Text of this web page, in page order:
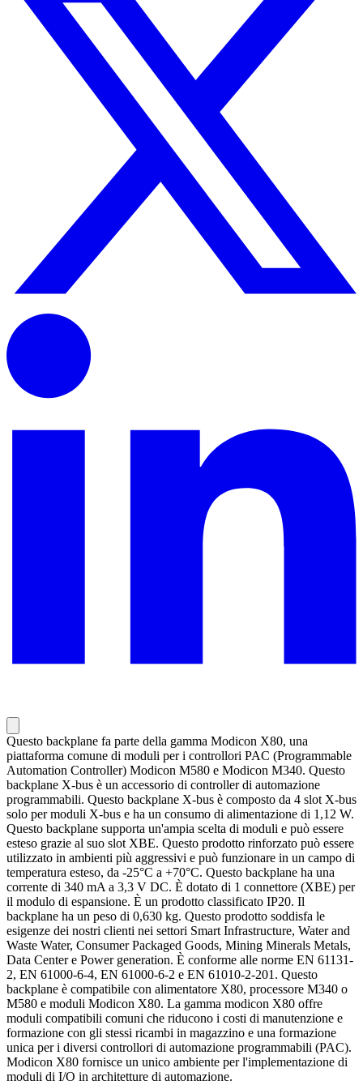
Questo backplane fa parte della gamma Modicon X80, una
piattaforma comune di moduli per i controllori PAC (Programmable
Automation Controller) Modicon M580 e Modicon M340. Questo
backplane X-bus è un accessorio di controller di automazione
programmabili. Questo backplane X-bus è composto da 4 slot X-bus
solo per moduli X-bus e ha un consumo di alimentazione di 1,12 W.
Questo backplane supporta un'ampia scelta di moduli e può essere
esteso grazie al suo slot XBE. Questo prodotto rinforzato può essere
utilizzato in ambienti più aggressivi e può funzionare in un campo di
temperatura esteso, da -25°C a +70°C. Questo backplane ha una
corrente di 340 mA a 3,3 V DC. È dotato di 1 connettore (XBE) per
il modulo di espansione. È un prodotto classificato IP20. Il
backplane ha un peso di 0,630 kg. Questo prodotto soddisfa le
esigenze dei nostri clienti nei settori Smart Infrastructure, Water and
Waste Water, Consumer Packaged Goods, Mining Minerals Metals,
Data Center e Power generation. È conforme alle norme EN 61131-
2, EN 61000-6-4, EN 61000-6-2 e EN 61010-2-201. Questo
backplane è compatibile con alimentatore X80, processore M340 o
M580 e moduli Modicon X80. La gamma modicon X80 offre
moduli compatibili comuni che riducono i costi di manutenzione e
formazione con gli stessi ricambi in magazzino e una formazione
unica per i diversi controllori di automazione programmabili (PAC).
Modicon X80 fornisce un unico ambiente per l'implementazione di
moduli di I/O in architetture di automazione.